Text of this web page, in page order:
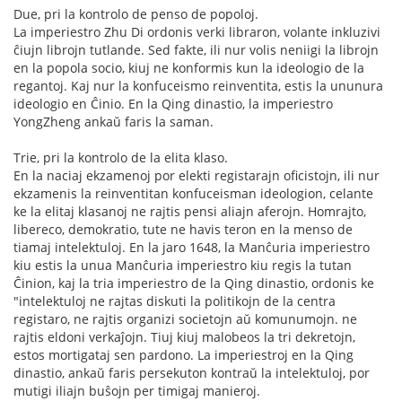
Due, pri la kontrolo de penso de popoloj.
La imperiestro Zhu Di ordonis verki libraron, volante inkluzivi
ĉiujn librojn tutlande. Sed fakte, ili nur volis neniigi la librojn
en la popola socio, kiuj ne konformis kun la ideologio de la
regantoj. Kaj nur la konfuceismo reinventita, estis la ununura
ideologio en Ĉinio. En la Qing dinastio, la imperiestro
YongZheng ankaŭ faris la saman.
Trie, pri la kontrolo de la elita klaso.
En la naciaj ekzamenoj por elekti registarajn oficistojn, ili nur
ekzamenis la reinventitan konfuceisman ideologion, celante
ke la elitaj klasanoj ne rajtis pensi aliajn aferojn. Homrajto,
libereco, demokratio, tute ne havis teron en la menso de
tiamaj intelektuloj. En la jaro 1648, la Manĉuria imperiestro
kiu estis la unua Manĉuria imperiestro kiu regis la tutan
Ĉinion, kaj la tria imperiestro de la Qing dinastio, ordonis ke
"intelektuloj ne rajtas diskuti la politikojn de la centra
registaro, ne rajtis organizi societojn aŭ komunumojn. ne
rajtis eldoni verkaĵojn. Tiuj kiuj malobeos la tri dekretojn,
estos mortigataj sen pardono. La imperiestroj en la Qing
dinastio, ankaŭ faris persekuton kontraŭ la intelektuloj, por
mutigi iliajn buŝojn per timigaj manieroj.